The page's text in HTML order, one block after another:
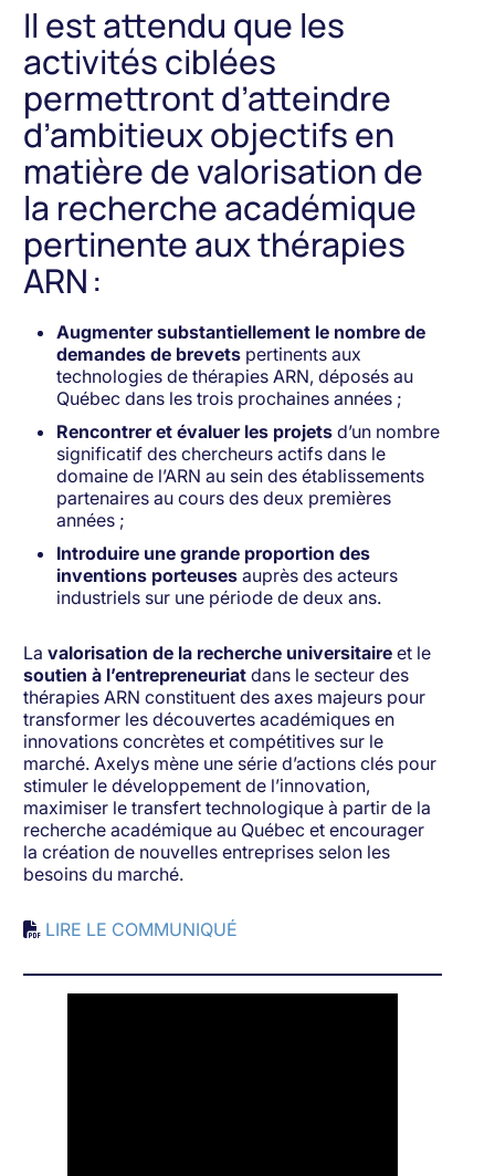
Il est attendu que les
activités ciblées
permettront d’atteindre
d’ambitieux objectifs en
matière de valorisation de
la recherche académique
pertinente aux thérapies
ARN :
Augmenter substantiellement le nombre de
demandes de brevets pertinents aux
technologies de thérapies ARN, déposés au
Québec dans les trois prochaines années ;
Rencontrer et évaluer les projets d’un nombre
significatif des chercheurs actifs dans le
domaine de l’ARN au sein des établissements
partenaires au cours des deux premières
années ;
Introduire une grande proportion des
inventions porteuses auprès des acteurs
industriels sur une période de deux ans.
Lavalorisation de la recherche universitaire et le
soutien à l’entrepreneuriat dans le secteur des
thérapies ARN constituent des axes majeurs pour
transformer les découvertes académiques en
innovations concrètes et compétitives sur le
marché. Axelys mène une série d’actions clés pour
stimuler le développement de l’innovation,
maximiser le transfert technologique à partir de la
recherche académique au Québec et encourager
la création de nouvelles entreprises selon les
besoins du marché.
LIRE LE COMMUNIQUÉ